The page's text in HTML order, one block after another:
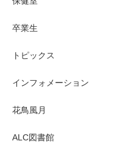
卒業生
トピックス
インフォメーション
花鳥風月
ALC図書館